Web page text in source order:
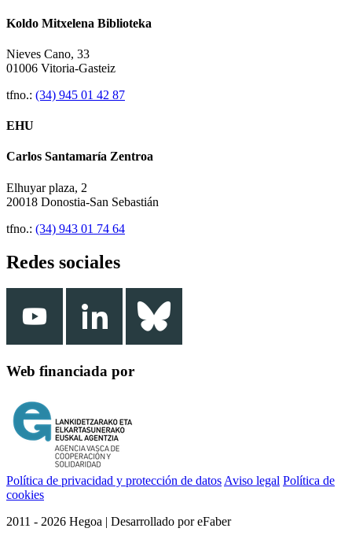
Koldo Mitxelena Biblioteka
Nieves Cano, 33
01006 Vitoria-Gasteiz
tfno.: (34) 945 01 42 87
EHU
Carlos Santamaría Zentroa
Elhuyar plaza, 2
20018 Donostia-San Sebastián
tfno.: (34) 943 01 74 64
Redes sociales
Web financiada por
Política de privacidad y protección de datos Aviso legal Política de
cookies
2011 - 2026 Hegoa | Desarrollado por eFaber